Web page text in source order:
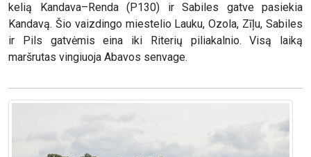
kelią Kandava–Renda (P130) ir Sabiles gatve pasiekia
Kandavą. Šio vaizdingo miestelio Lauku, Ozola, Zīļu, Sabiles
ir Pils gatvėmis eina iki Riterių piliakalnio. Visą laiką
maršrutas vingiuoja Abavos senvage.